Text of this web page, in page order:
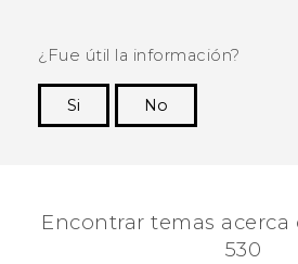
¿Fue útil la información?
Si
No
Encontrar temas acerca
530